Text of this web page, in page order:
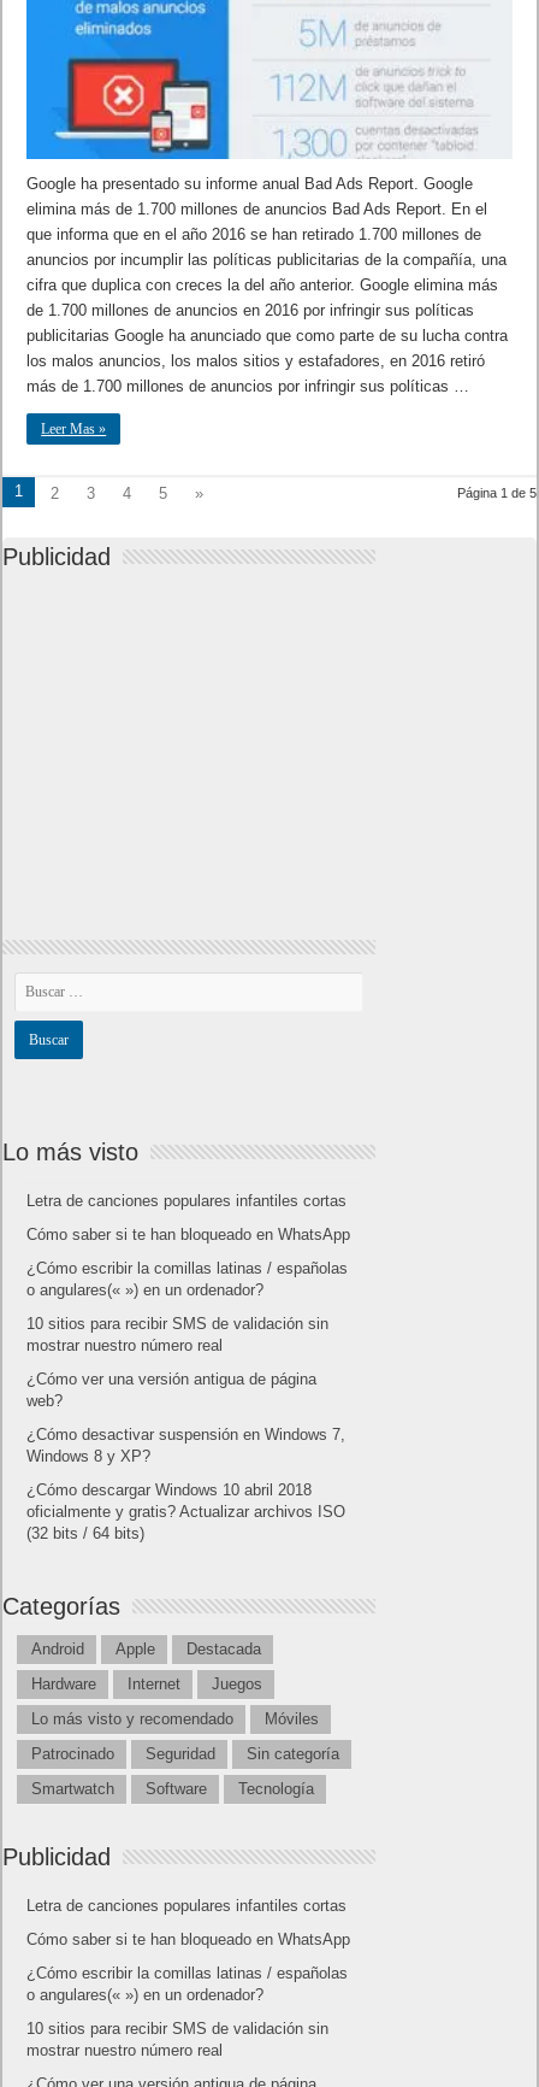
Google ha presentado su informe anual Bad Ads Report. Google
elimina más de 1.700 millones de anuncios Bad Ads Report. En el
que informa que en el año 2016 se han retirado 1.700 millones de
anuncios por incumplir las políticas publicitarias de la compañía, una
cifra que duplica con creces la del año anterior. Google elimina más
de 1.700 millones de anuncios en 2016 por infringir sus políticas
publicitarias Google ha anunciado que como parte de su lucha contra
los malos anuncios, los malos sitios y estafadores, en 2016 retiró
más de 1.700 millones de anuncios por infringir sus políticas …
Leer Mas »
Página 1 de 5
1 2 3 4 5 »
Publicidad
Lo más visto
Letra de canciones populares infantiles cortas
Cómo saber si te han bloqueado en WhatsApp
¿Cómo escribir la comillas latinas / españolas
o angulares(« ») en un ordenador?
10 sitios para recibir SMS de validación sin
mostrar nuestro número real
¿Cómo ver una versión antigua de página
web?
¿Cómo desactivar suspensión en Windows 7,
Windows 8 y XP?
¿Cómo descargar Windows 10 abril 2018
oficialmente y gratis? Actualizar archivos ISO
(32 bits / 64 bits)
Categorías
Android Apple
Destacada
Hardware
Internet
Juegos
Lo más visto y recomendado
Móviles
Patrocinado
Seguridad
Sin categoría
Smartwatch
Software Tecnología
Publicidad
Letra de canciones populares infantiles cortas
Cómo saber si te han bloqueado en WhatsApp
¿Cómo escribir la comillas latinas / españolas
o angulares(« ») en un ordenador?
10 sitios para recibir SMS de validación sin
mostrar nuestro número real